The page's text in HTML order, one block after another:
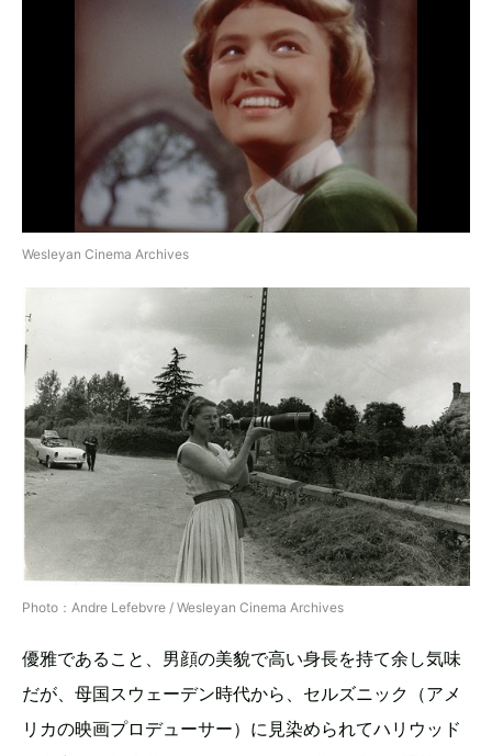
Wesleyan Cinema Archives
Photo：Andre Lefebvre / Wesleyan Cinema Archives
優雅であること、男顔の美貌で高い身長を持て余し気味
だが、母国スウェーデン時代から、セルズニック（アメ
リカの映画プロデューサー）に見染められてハリウッド